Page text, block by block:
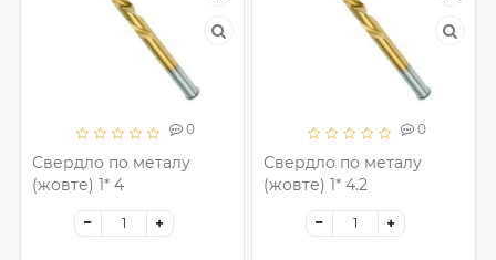
0
Свердло по металу
(жовте) 1* 4
0
Свердло по металу
(жовте) 1* 4.2